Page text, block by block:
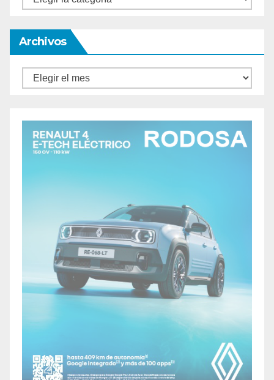
Archivos
Archivos